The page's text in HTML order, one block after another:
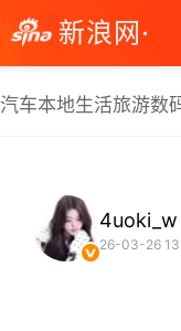
新浪网·
汽车本地生活旅游数
4uoki_w
26-03-26